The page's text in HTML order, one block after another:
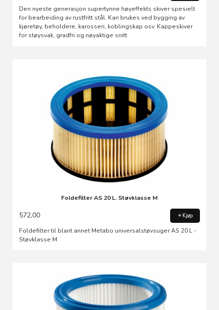
Den nyeste generasjon supertynne høyeffekts skiver spesielt
for bearbeiding av rustfritt stål. Kan brukes ved bygging av
kjøretøy, beholdere, karosseri, koblingskap osv. Kappeskiver
for støysvak, gradfri og nøyaktige snitt
Foldefilter AS 20 L. Støvklasse M
572,00 Kjøp
Foldefilter til blant annet Metabo universalstøvsuger AS 20 L -
Støvklasse M